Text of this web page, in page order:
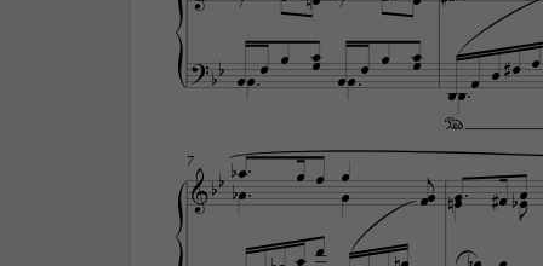

7

   
 
  

   


   



  

    

 
 
 


 